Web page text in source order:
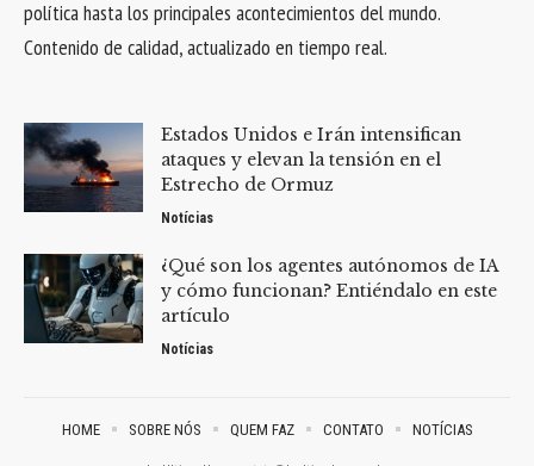
política hasta los principales acontecimientos del mundo.
Contenido de calidad, actualizado en tiempo real.
Estados Unidos e Irán intensifican
ataques y elevan la tensión en el
Estrecho de Ormuz
Notícias
¿Qué son los agentes autónomos de IA
y cómo funcionan? Entiéndalo en este
artículo
Notícias
HOME SOBRE NÓS QUEM FAZ CONTATO NOTÍCIAS